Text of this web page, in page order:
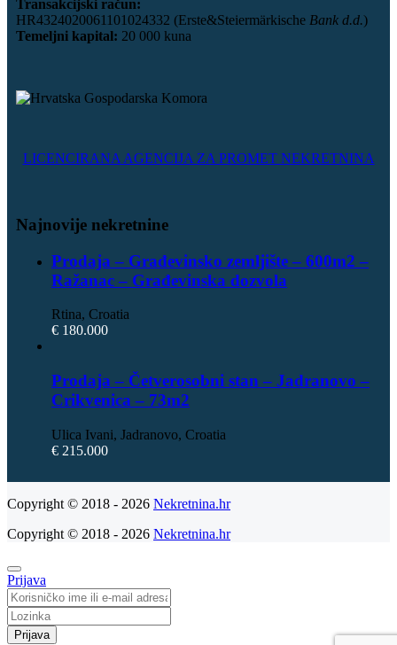
Transakcijski račun:
HR4324020061101024332 (Erste&Steiermärkische Bank d.d.)
Temeljni kapital: 20 000 kuna
LICENCIRANA AGENCIJA ZA PROMET NEKRETNINA
Najnovije nekretnine
Prodaja – Građevinsko zemljište – 600m2 –
Ražanac – Građevinska dozvola
Rtina, Croatia
€ 180.000
Prodaja – Četverosobni stan – Jadranovo –
Crikvenica – 73m2
Ulica Ivani, Jadranovo, Croatia
€ 215.000
Copyright © 2018 - 2026 Nekretnina.hr
Copyright © 2018 - 2026 Nekretnina.hr
Prijava
Prijava